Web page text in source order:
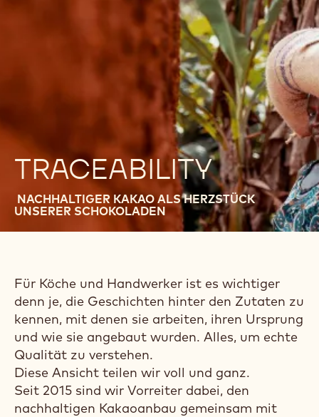
TRACEABILITY
NACHHALTIGER KAKAO ALS HERZSTÜCK
UNSERER SCHOKOLADEN
Für Köche und Handwerker ist es wichtiger
denn je, die Geschichten hinter den Zutaten zu
kennen, mit denen sie arbeiten, ihren Ursprung
und wie sie angebaut wurden. Alles, um echte
Qualität zu verstehen.
Diese Ansicht teilen wir voll und ganz.
Seit 2015 sind wir Vorreiter dabei, den
nachhaltigen Kakaoanbau gemeinsam mit